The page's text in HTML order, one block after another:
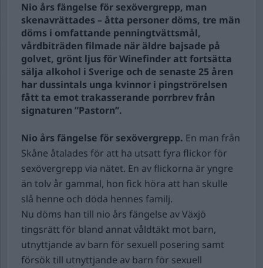
Nio års fängelse för sexövergrepp, man
skenavrättades – åtta personer döms, tre män
döms i omfattande penningtvättsmål,
vårdbiträden filmade när äldre bajsade på
golvet, grönt ljus för Winefinder att fortsätta
sälja alkohol i Sverige och de senaste 25 åren
har dussintals unga kvinnor i pingströrelsen
fått ta emot trakasserande porrbrev från
signaturen ”Pastorn”.
Nio års fängelse för sexövergrepp. En man från
Skåne åtalades för att ha utsatt fyra flickor för
sexövergrepp via nätet. En av flickorna är yngre
än tolv år gammal, hon fick höra att han skulle
slå henne och döda hennes familj.
Nu döms han till nio års fängelse av Växjö
tingsrätt för bland annat våldtäkt mot barn,
utnyttjande av barn för sexuell posering samt
försök till utnyttjande av barn för sexuell